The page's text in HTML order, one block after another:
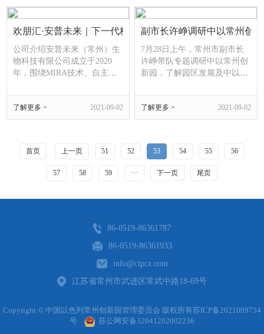
床实际问题出发，充分发挥自
身临床优势，瞄准骨科与运动
康复领域的临床实践难题，勇
金项目”顺利
欢朋汇·安普未来｜下一代核酸检测技术引领者
公司介绍安普未来（常州）生
物科技有限公司成立于2020
年，围绕MIRA技术、自主研
光检测仪技术和微流控芯片技
术四大技术，打造出全新的分
子检测领域整体解决方案。公
士、4位硕士，目前拥有2项国
内发明专利技术，技术应用与
研发能力位居国内同行业前
列。核心技术安普未来依
了解更多 > 2021-09-02
副市长许峥调研中以常州创
7月28日上午，常州市副市长
许峥带队专题调研中以常州创
新园，了解园区发展及中以农
副区长、中以办主任李磊，武
进国家高新区管委会副主任祝
正庆等陪同调研。许峥副市长
厅、固立高端装备创新中心，
听取中以常州创新园发展历
程、合作成果及新工科人才培
养情况介绍，并与园
了解更多 > 2021-09-02
首页 上一页 51 52 53 54 55 56
57 58 59 ··· 下一页 尾页
86-0519-86361787
86-0519-86361933
info@cipcz.com
江苏省常州市武进区常武中路18-69号
Copyright © 中国以色列常州创新园管理委员会 版权所有苏ICP备2021009734
号
苏公网安备32041202002236